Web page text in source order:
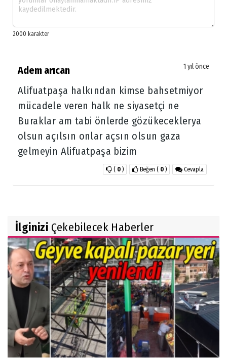
Adem arıcan 1 yıl önce
Alifuatpaşa halkından kimse bahsetmiyor
mücadele veren halk ne siyasetçi ne
Buraklar am tabi önlerde gözükeceklerya
olsun açılsın onlar açsın olsun gaza
gelmeyin Alifuatpaşa bizim
Cevapla
Beğen ( 0 )
( 0 )
İlginizi Çekebilecek Haberler